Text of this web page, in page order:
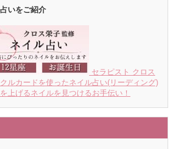
いをご紹介
セラピスト クロス
ルカードを使ったネイル占い(リーディング)
上げるネイルを見つけるお手伝い！